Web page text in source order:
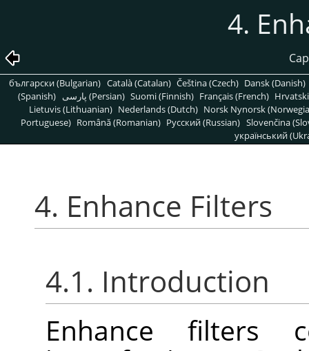
4.
български (Bulgarian) Català (Catalan) Čeština (Czech) Dansk (Danish)
(Spanish)
پارسی (Persian) Suomi (Finnish) Français (French)
Lietuvis (Lithuanian) Nederlands (Dutch) Norsk Nynorsk
Portuguese) Română (Romanian) Pусский (Russian) Slovenčina
український
4. Enhance Filters
4.1. Introduction
Enhance filters